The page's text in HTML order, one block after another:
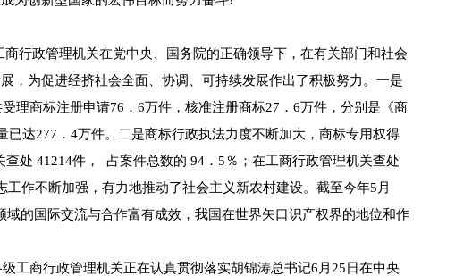
行政管理机关在党中央、国务院的正确领导下，在有关部门和社会
，为促进经挤社会全面、协调、可持续发展作出了积极努力。一是
理商标注册申请76．6万件，核准注册商标27．6万件，分别是《商
达277．4万件。二是商标行政执法力度不断加大，商标专用权得
处 41214件， 占案件总数的 94．5％；在工商行政管理机关查处
作不断加强，有力地推动了社会主义新农村建设。截至今年5月
的国际交流与合作富有成效，我国在世界矢口识产权界的地位和作
工商行政管理机关正在认真贯彻落实胡锦涛总书记6月25日在中央